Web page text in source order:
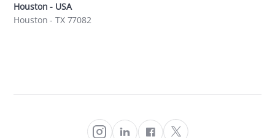
Houston - USA
Houston - TX 77082